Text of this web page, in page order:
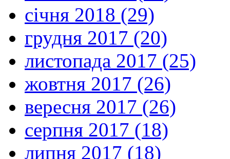
січня 2018 (29)
грудня 2017 (20)
листопада 2017 (25)
жовтня 2017 (26)
вересня 2017 (26)
серпня 2017 (18)
липня 2017 (18)